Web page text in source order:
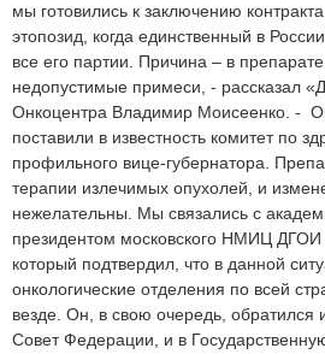
мы готовились к заключению
этопозид, когда единственный в
все его партии. Причина – в
недопустимые примеси, - рассказал
Онкоцентра Владимир Моисеенко. -
поставили в известность комитет по
профильного вице-губернатора.
терапии излечимых опухолей, и
нежелательны. Мы связались с
президентом московского НМИЦ ДГОИ
который подтвердил, что в данной
онкологические отделения по всей
везде. Он, в свою очередь, обратился
Совет Федерации, и в